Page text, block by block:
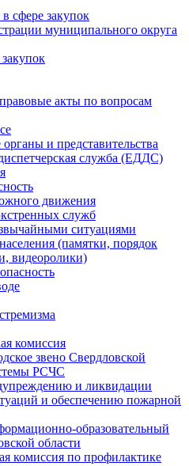
в сфере закупок
муниципального округа
акты по вопросам
и представительства
служба (ЕДДС)
движения
служб
ситуациями
(памятки, порядок
видеоролики)
комиссия
звено Свердловской
РСЧС
и ликвидации
и обеспечению пожарной
образовательный
области
комиссия по профилактике